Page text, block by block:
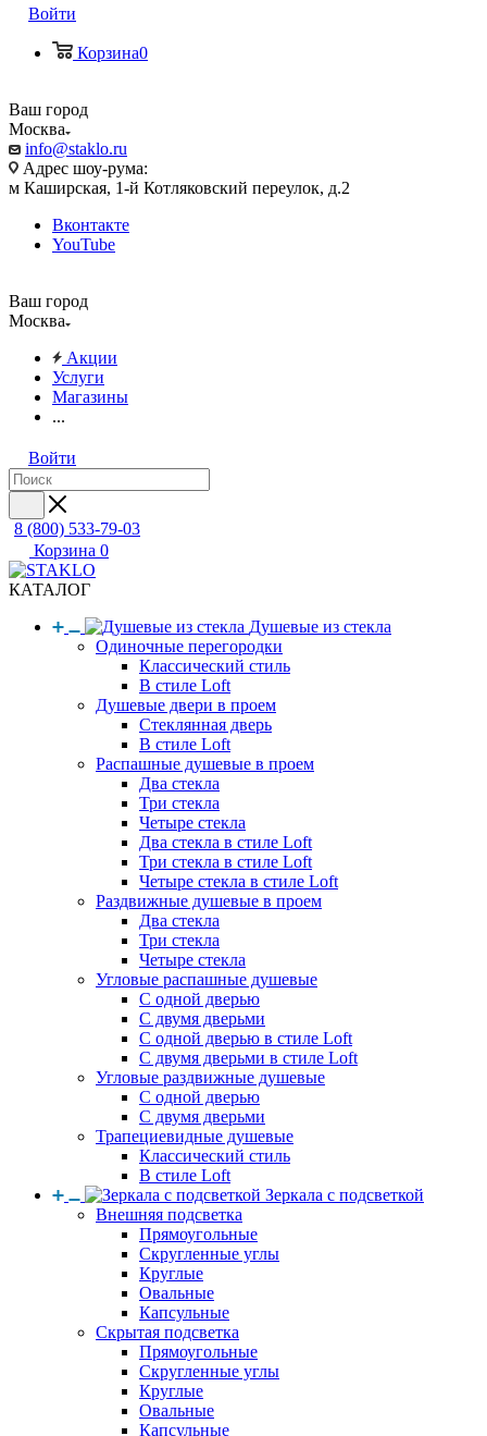
Войти
Корзина0
Ваш город
Москва
info@staklo.ru
Адрес шоу-рума:
м Каширская, 1-й Котляковский переулок, д.2
Вконтакте
YouTube
Ваш город
Москва
Акции
Услуги
Магазины
...
Войти
8 (800) 533-79-03
Корзина 0
КАТАЛОГ
Душевые из стекла
Одиночные перегородки
Классический стиль
В стиле Loft
Душевые двери в проем
Стеклянная дверь
В стиле Loft
Распашные душевые в проем
Два стекла
Три стекла
Четыре стекла
Два стекла в стиле Loft
Три стекла в стиле Loft
Четыре стекла в стиле Loft
Раздвижные душевые в проем
Два стекла
Три стекла
Четыре стекла
Угловые распашные душевые
С одной дверью
С двумя дверьми
С одной дверью в стиле Loft
С двумя дверьми в стиле Loft
Угловые раздвижные душевые
С одной дверью
С двумя дверьми
Трапециевидные душевые
Классический стиль
В стиле Loft
Зеркала с подсветкой
Внешняя подсветка
Прямоугольные
Скругленные углы
Круглые
Овальные
Капсульные
Скрытая подсветка
Прямоугольные
Скругленные углы
Круглые
Овальные
Капсульные